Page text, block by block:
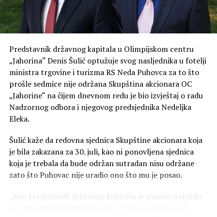
tehničku podršku na terenu. Posao podrazumijeva rad sa
Smartmatic opremom
podrške na biračkim mjestima, pomoć članovima biračkih
odbora pri korištenju Smartmatic opreme, prijavljivanje
eventualnih problema i komunikaciju sa nadležnim
službama tokom izbornog dana.
Prema oglasu, 3. oktobar biće rezervisan za instalaciju i
pripremu biračkih mjesta, dok će 4. oktobra angažovani
ranih jutarnjih časova do zatvaranja biračkih mjesta.
Prijave za obje pozicije otvorene su do 27. avgusta, a
poslodavac navodi da će kontaktirati samo kandidate koji
Predstavnik državnog kapitala u Olimpijskom centru
„Jahorina“ Denis Šulić optužuje svog nasljednika u fotelji
ministra trgovine i turizma RS Neda Puhovca za to što
prošle sedmice nije održana Skupština akcionara OC
„Jahorine“ na čijem dnevnom redu je bio izvještaj o radu
Nadzornog odbora i njegovog predsjednika Nedeljka
Eleka.
Šulić kaže da redovna sjednica Skupštine akcionara koja
je bila zakazana za 30. juli, kao ni ponovljena sjednica
koja je trebala da bude održan sutradan nisu održane
zato što Puhovac nije uradio ono što mu je posao.
„Kao predstavnik državnog kapitala, je glasam u skladu